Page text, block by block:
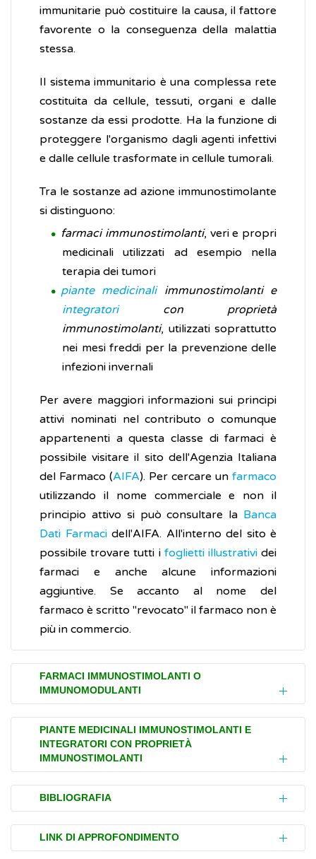
immunitarie può costituire la causa, il fattore
favorente o la conseguenza della malattia
stessa.
Il sistema immunitario è una complessa rete
costituita da cellule, tessuti, organi e dalle
sostanze da essi prodotte. Ha la funzione di
proteggere l'organismo dagli agenti infettivi
e dalle cellule trasformate in cellule tumorali.
Tra le sostanze ad azione immunostimolante
si distinguono:
farmaci immunostimolanti, veri e propri
medicinali utilizzati ad esempio nella
terapia dei tumori
piante medicinali immunostimolanti e
integratoricon proprietà
immunostimolanti, utilizzati soprattutto
nei mesi freddi per la prevenzione delle
infezioni invernali
Per avere maggiori informazioni sui principi
attivi nominati nel contributo o comunque
appartenenti a questa classe di farmaci è
possibile visitare il sito dell'Agenzia Italiana
del Farmaco (AIFA). Per cercare un farmaco
utilizzando il nome commerciale e non il
principio attivo si può consultare la Banca
Dati Farmacidell'AIFA. All'interno del sito è
possibile trovare tutti i foglietti illustratividei
farmaci e anche alcune informazioni
aggiuntive. Se accanto al nome del
farmaco è scritto "revocato" il farmaco non è
più in commercio.
FARMACI IMMUNOSTIMOLANTI O
IMMUNOMODULANTI
I farmaci immunomodulanti migliorano la
risposta immunitaria dell'organismo contro i
tumori. Comprendono non solo le
chiamate citochine, molecole ​​che
normalmente aiutano a regolare o a
modulare l'attività del sistema immunitario,
ma anche gli agenti microbici e altri farmaci
PIANTE MEDICINALI IMMUNOSTIMOLANTI E
INTEGRATORI CON PROPRIETÀ
IMMUNOSTIMOLANTI
Gli immunostimolanti fitoterapici naturali
non sono veri e proprifarmacima sono
sostanze che potenziano in modo aspecifico
le resistenze naturali dell’organismo (droghe
BIBLIOGRAFIA
National Cancer Institute (NIH).
therapies for cancer(Inglese)
LINK DI APPROFONDIMENTO